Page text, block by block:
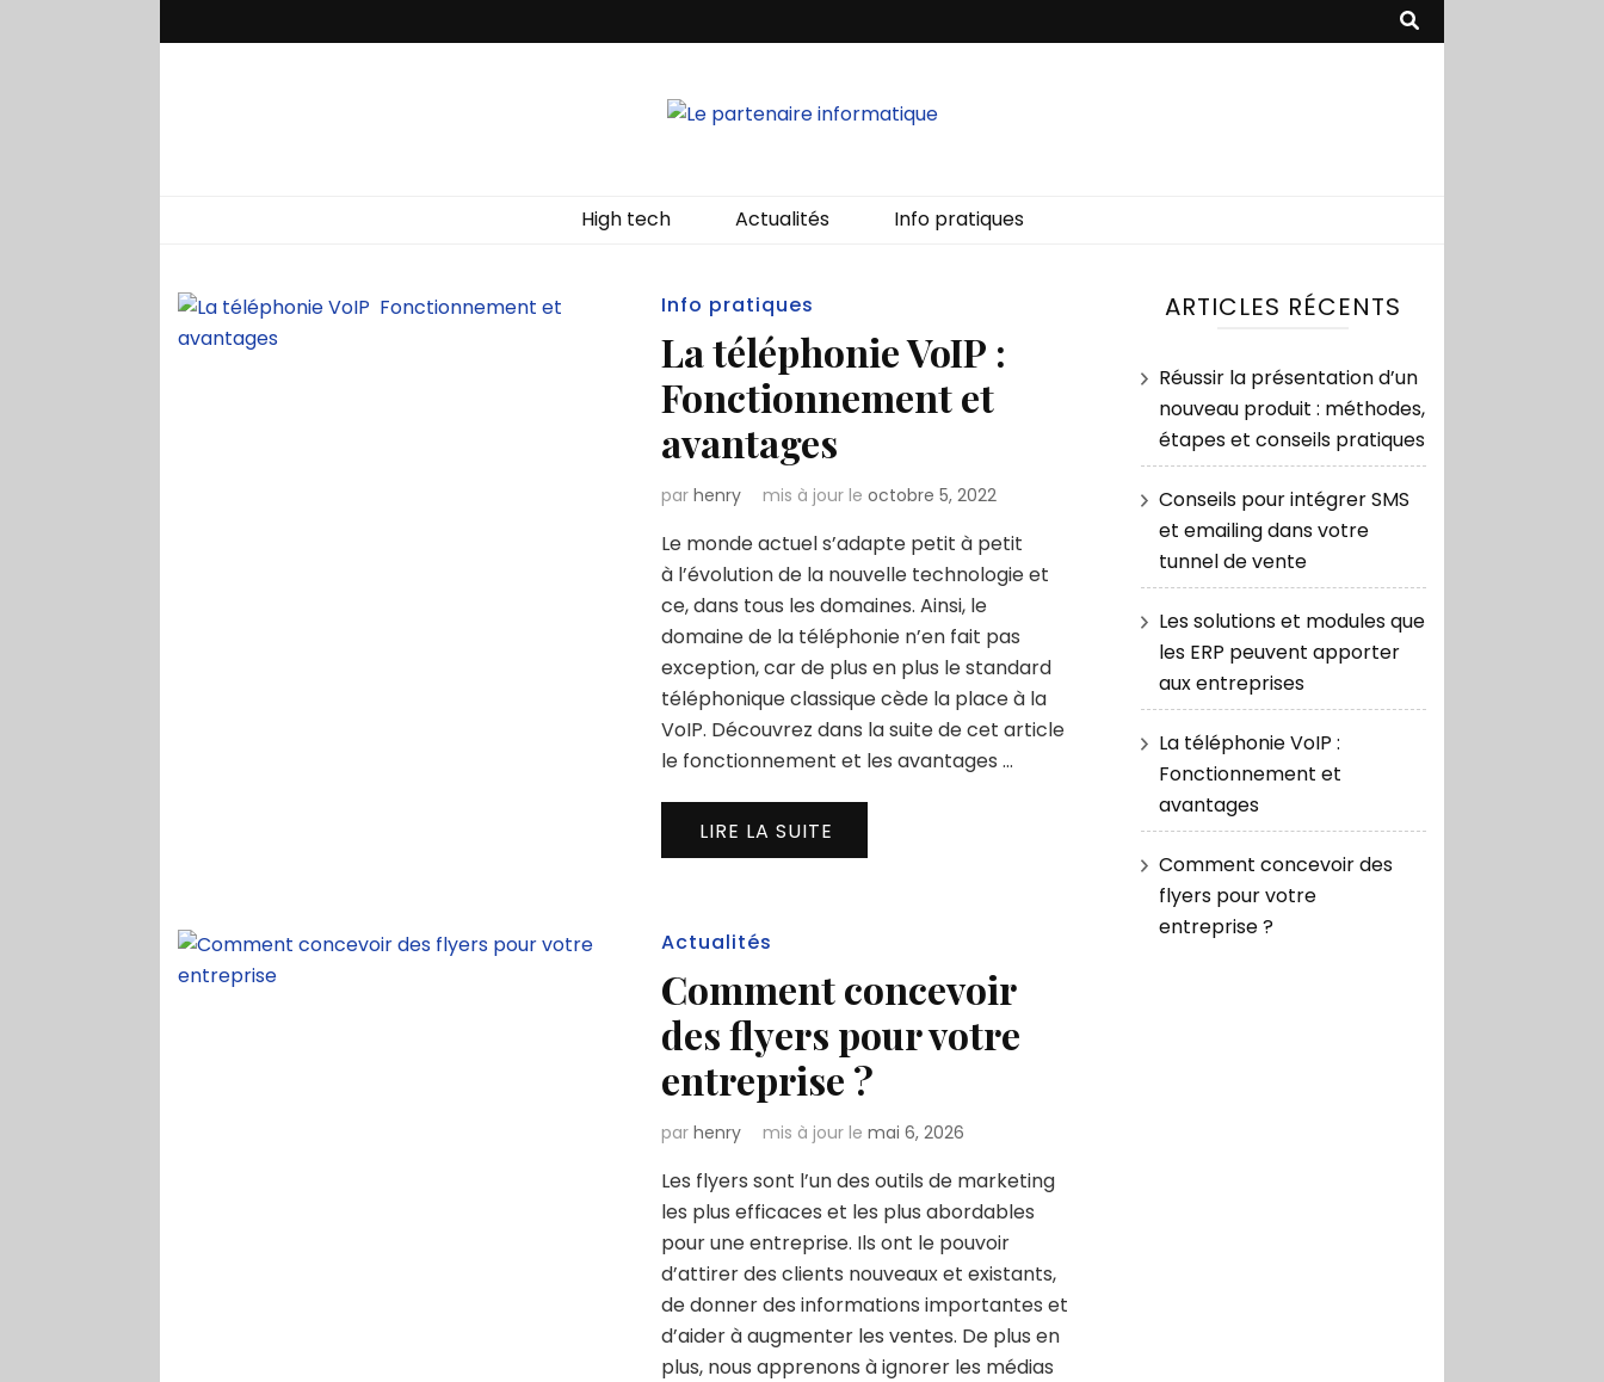
High tech Actualités Info pratiques
Info pratiques
La téléphonie VoIP :
Fonctionnement et
avantages
parhenry mis à jour leoctobre 5, 2022
Le monde actuel s’adapte petit à petit
à l’évolution de la nouvelle technologie et
ce, dans tous les domaines. Ainsi, le
domaine de la téléphonie n’en fait pas
exception, car de plus en plus le standard
téléphonique classique cède la place à la
VoIP. Découvrez dans la suite de cet article
le fonctionnement et les avantages …
LIRE LA SUITE
Actualités
Comment concevoir
des flyers pour votre
entreprise ?
parhenry mis à jour lemai 6, 2026
Les flyers sont l’un des outils de marketing
les plus efficaces et les plus abordables
pour une entreprise. Ils ont le pouvoir
d’attirer des clients nouveaux et existants,
de donner des informations importantes et
d’aider à augmenter les ventes. De plus en
plus, nous apprenons à ignorer les médias
ARTICLES RÉCENTS
Réussir la présentation d’un
nouveau produit : méthodes,
étapes et conseils pratiques
Conseils pour intégrer SMS
et emailing dans votre
tunnel de vente
Les solutions et modules que
les ERP peuvent apporter
aux entreprises
La téléphonie VoIP :
Fonctionnement et
avantages
Comment concevoir des
flyers pour votre
entreprise ?